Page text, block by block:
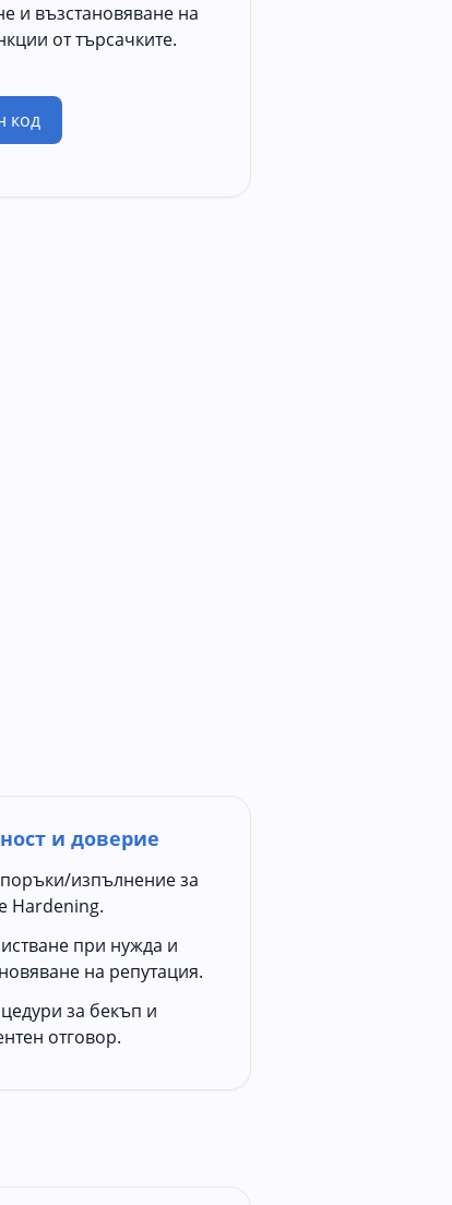
и възстановяване на
от търсачките.
код
и доверие
изпълнение за
Hardening.
при нужда и
на репутация.
за бекъп и
отговор.